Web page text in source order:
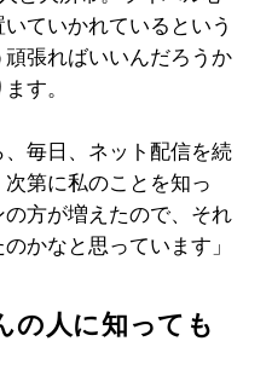
ていかれているという
張ればいいんだろうか
す。
、毎日、ネット配信を続
第に私のことを知っ
方が増えたので、それ
かなと思っています」
の人に知っても